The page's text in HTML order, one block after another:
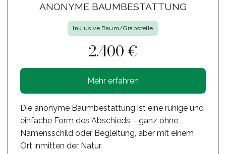
ANONYME BAUMBESTATTUNG
Inklusive Baum/Grabstelle
2.400 €
Mehr erfahren
Die anonyme Baumbestattung ist eine ruhige und
einfache Form des Abschieds – ganz ohne
Namensschild oder Begleitung, aber mit einem
Ort inmitten der Natur.